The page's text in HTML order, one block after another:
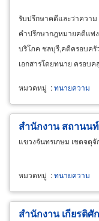
รับปรึกษาคดีและว่าควา
คำปรึกษากฎหมายคดีแพ่
บริโภค ชลบุรี,คดีครอบค
เอกสารโดยทนาย ครอบ
หมวดหมู่ :ทนายความ
สำนักงาน สถานน
แขวงจันทรเกษม เขตจตุ
หมวดหมู่ :ทนายความ
สำนักงาน เกียรติ